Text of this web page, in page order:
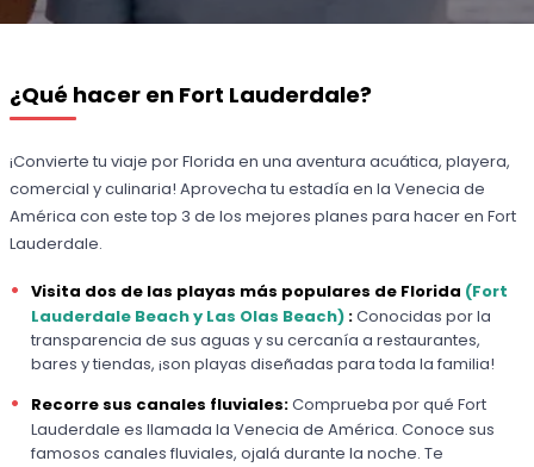
¿Qué hacer en Fort Lauderdale?
¡Convierte tu viaje por Florida en una aventura acuática, playera,
comercial y culinaria! Aprovecha tu estadía en la Venecia de
América con este top 3 de los mejores planes para hacer en Fort
Lauderdale.
Visita dos de las playas más populares de Florida (Fort
Lauderdale Beach y Las Olas Beach) :Conocidas por la
transparencia de sus aguas y su cercanía a restaurantes,
bares y tiendas, ¡son playas diseñadas para toda la familia!
Recorre sus canales fluviales:Comprueba por qué Fort
Lauderdale es llamada la Venecia de América. Conoce sus
famosos canales fluviales, ojalá durante la noche. Te